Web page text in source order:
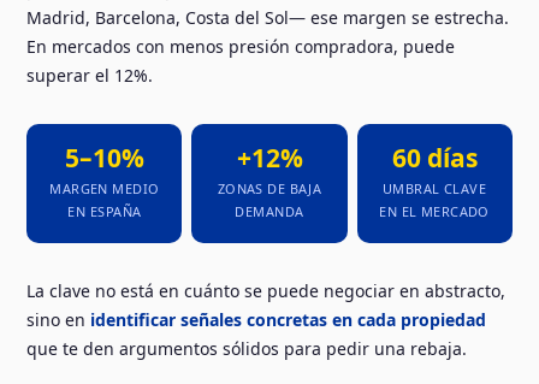
Madrid, Barcelona, Costa del Sol— ese margen se estrecha.
En mercados con menos presión compradora, puede
superar el 12%.
5–10%
MARGEN MEDIO
EN ESPAÑA
+12%
ZONAS DE BAJA
DEMANDA
60 días
UMBRAL CLAVE
EN EL MERCADO
La clave no está en cuánto se puede negociar en abstracto,
sino en identificar señales concretas en cada propiedad
que te den argumentos sólidos para pedir una rebaja.